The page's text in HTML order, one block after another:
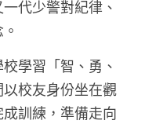
代少警對紀律、
學習「智、勇、
校友身份坐在觀
訓練，準備走向